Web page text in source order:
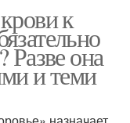
к
Разве она
и теми